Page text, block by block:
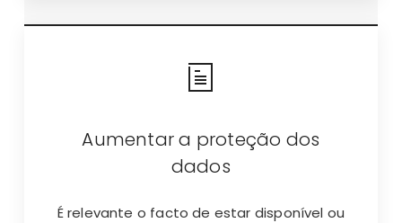
Aumentar a proteção dos
dados
É relevante o facto de estar disponível ou